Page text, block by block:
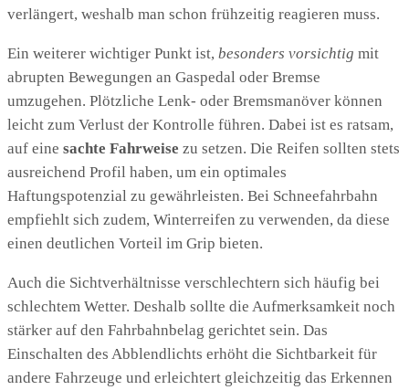
verlängert, weshalb man schon frühzeitig reagieren muss.
Ein weiterer wichtiger Punkt ist, besonders vorsichtig mit
abrupten Bewegungen an Gaspedal oder Bremse
umzugehen. Plötzliche Lenk- oder Bremsmanöver können
leicht zum Verlust der Kontrolle führen. Dabei ist es ratsam,
auf eine sachte Fahrweise zu setzen. Die Reifen sollten stets
ausreichend Profil haben, um ein optimales
Haftungspotenzial zu gewährleisten. Bei Schneefahrbahn
empfiehlt sich zudem, Winterreifen zu verwenden, da diese
einen deutlichen Vorteil im Grip bieten.
Auch die Sichtverhältnisse verschlechtern sich häufig bei
schlechtem Wetter. Deshalb sollte die Aufmerksamkeit noch
stärker auf den Fahrbahnbelag gerichtet sein. Das
Einschalten des Abblendlichts erhöht die Sichtbarkeit für
andere Fahrzeuge und erleichtert gleichzeitig das Erkennen